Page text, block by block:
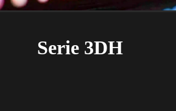
Serie 3DH